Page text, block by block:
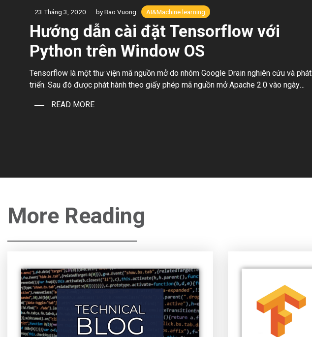
23 Tháng 3, 2020 by Bao Vuong AI&Machine learning
Hướng dẫn cài đặt Tensorflow với
Python trên Window OS
Tensorflow là một thư viện mã nguồn mở do nhóm Google Drain nghiên cứu và phát
triển. Sau đó được phát hành theo giấy phép mã nguồn mở Apache 2.0 vào ngày
learning,… Tensorflow 2.0 là phiên bản mới […]
READ MORE
More Reading